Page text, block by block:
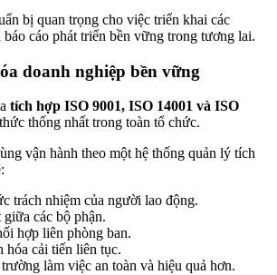
bị quan trọng cho việc triển khai các
cáo phát triển bền vững trong tương lai.
doanh nghiệp bền vững
tích hợp ISO 9001, ISO 14001 và ISO
thống nhất trong toàn tổ chức.
vận hành theo một hệ thống quản lý tích
trách nhiệm của người lao động.
các bộ phận.
hợp liên phòng ban.
hóa cải tiến liên tục.
làm việc an toàn và hiệu quả hơn.